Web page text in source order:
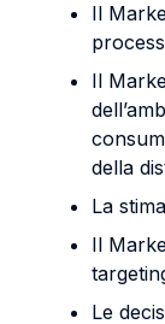
Il
Il
della
La
Il
Le